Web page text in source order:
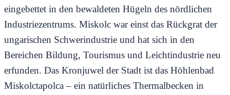
eingebettet in den bewaldeten Hügeln des nördlichen
Industriezentrums. Miskolc war einst das Rückgrat der
ungarischen Schwerindustrie und hat sich in den
Bereichen Bildung, Tourismus und Leichtindustrie neu
erfunden. Das Kronjuwel der Stadt ist das Höhlenbad
Miskolctapolca – ein natürliches Thermalbecken in